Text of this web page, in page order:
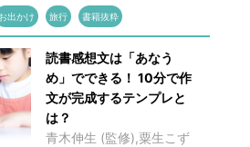
お出かけ 旅行 書籍抜粋
読書感想文は「あなう
め」でできる！ 10分で作
文が完成するテンプレと
は？
青木伸生 (監修),粟生こず